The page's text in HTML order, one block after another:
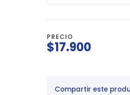
PRECIO
$17.900
Compartir este